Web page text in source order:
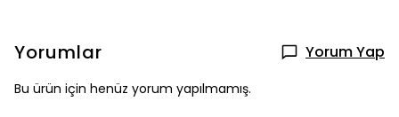
Yorumlar Yorum Yap
Bu ürün için henüz yorum yapılmamış.